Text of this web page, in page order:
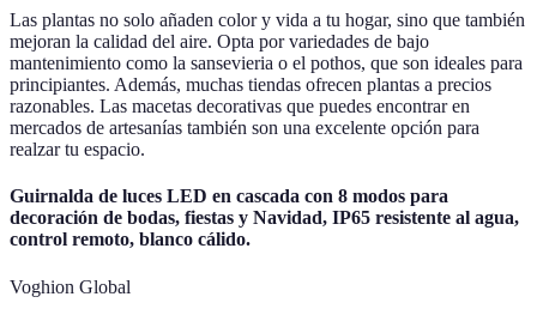
Las plantas no solo añaden color y vida a tu hogar, sino que también
mejoran la calidad del aire. Opta por variedades de bajo
mantenimiento como la sansevieria o el pothos, que son ideales para
principiantes. Además, muchas tiendas ofrecen plantas a precios
razonables. Las macetas decorativas que puedes encontrar en
mercados de artesanías también son una excelente opción para
realzar tu espacio.
Guirnalda de luces LED en cascada con 8 modos para
decoración de bodas, fiestas y Navidad, IP65 resistente al agua,
control remoto, blanco cálido.
Voghion Global